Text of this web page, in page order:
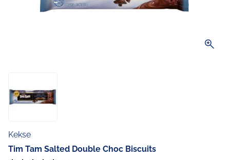
zoom_in
Kekse
Tim Tam Salted Double Choc Biscuits